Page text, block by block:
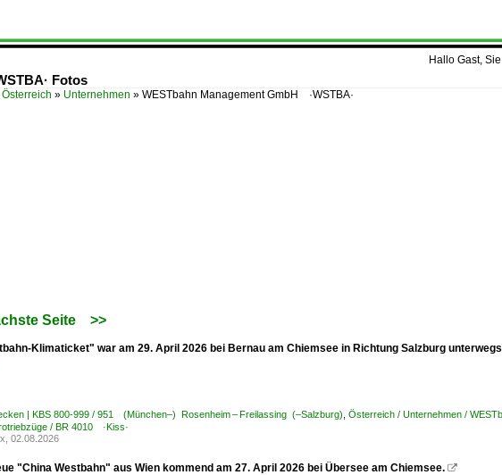
Hallo Gast,
Fotos
Österreich » Unternehmen » WESTbahn Management GmbH ·WSTBA·
Seite >>
Klimaticket" war am 29. April 2026 bei Bernau am Chiemsee in Richtung Salzburg
| KBS 800-999 / 951 (München–) Rosenheim – Freilassing (–Salzburg) Österreich / Unternehmen /
/ BR 4010 ·Kiss·
02.08.2026
"China Westbahn" aus Wien kommend am 27. April 2026 bei Übersee am Chiemsee. 